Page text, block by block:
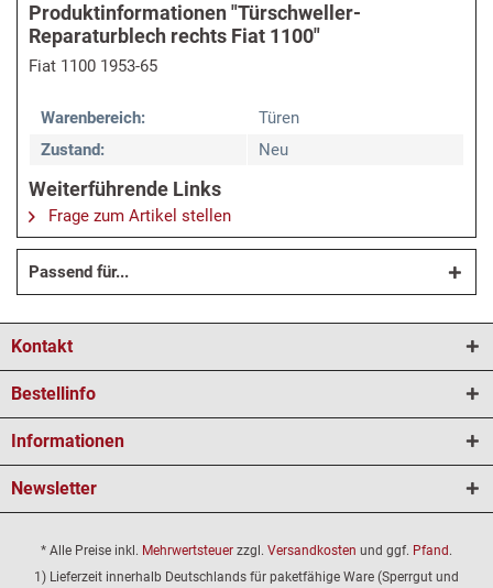
Produktinformationen "Türschweller-
Reparaturblech rechts Fiat 1100"
Fiat 1100 1953-65
Warenbereich:
Türen
Zustand:
Neu
Weiterführende Links
Frage zum Artikel stellen
Passend für...
Kontakt
Bestellinfo
Informationen
Newsletter
* Alle Preise inkl. Mehrwertsteuer zzgl. Versandkosten und ggf. Pfand.
1) Lieferzeit innerhalb Deutschlands für paketfähige Ware (Sperrgut und